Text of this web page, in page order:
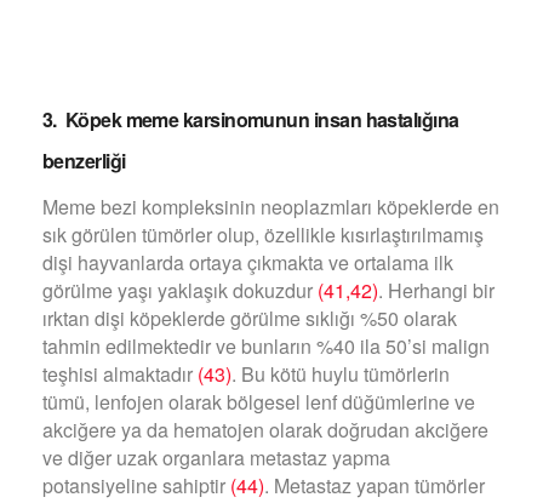
3. Köpek meme karsinomunun insan hastalığına
benzerliği
Meme bezi kompleksinin neoplazmları köpeklerde en
sık görülen tümörler olup, özellikle kısırlaştırılmamış
dişi hayvanlarda ortaya çıkmakta ve ortalama ilk
görülme yaşı yaklaşık dokuzdur (41,42). Herhangi bir
ırktan dişi köpeklerde görülme sıklığı %50 olarak
tahmin edilmektedir ve bunların %40 ila 50’si malign
teşhisi almaktadır (43). Bu kötü huylu tümörlerin
tümü, lenfojen olarak bölgesel lenf düğümlerine ve
akciğere ya da hematojen olarak doğrudan akciğere
ve diğer uzak organlara metastaz yapma
potansiyeline sahiptir (44). Metastaz yapan tümörler